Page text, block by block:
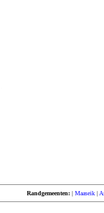
Randgemeenten: | Maaseik |